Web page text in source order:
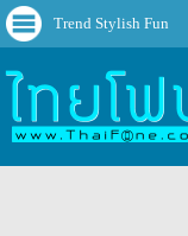
Trend Stylish Fun